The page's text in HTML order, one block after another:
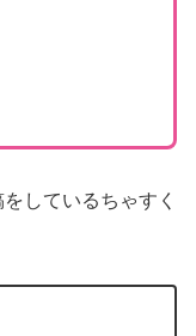
しているちゃすく